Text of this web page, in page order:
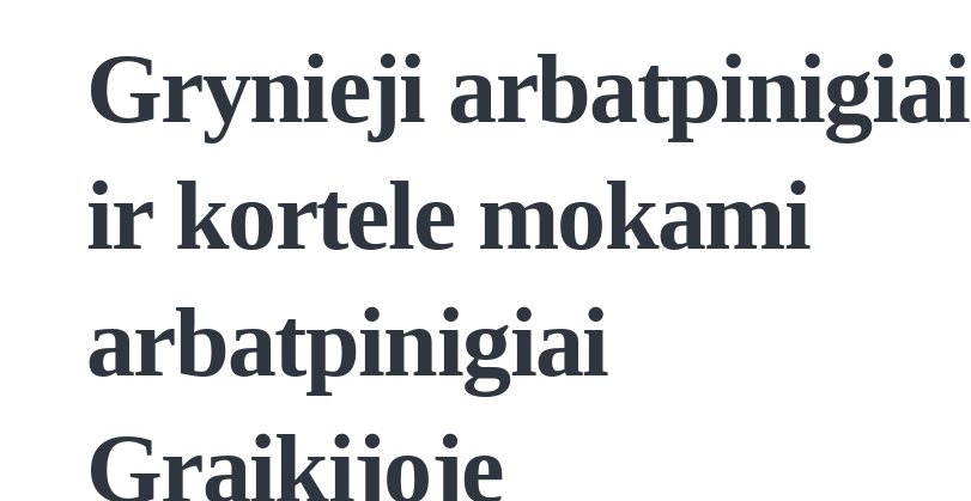
Grynieji arbatpinigiai
ir kortele mokami
arbatpinigiai
Graikijoje